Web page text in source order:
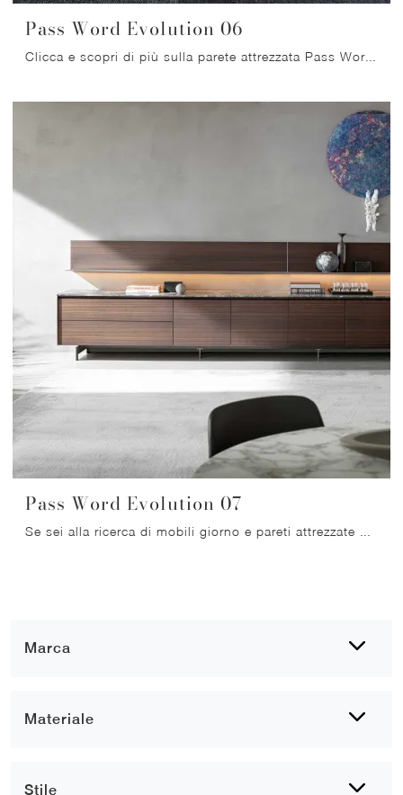
Marca
Materiale
Stile
Pass Word Evolution 06
Pass Word Evolution 07